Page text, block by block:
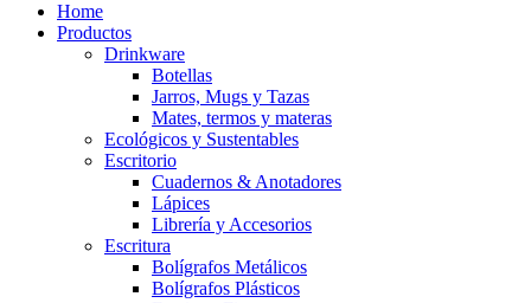
Home
Productos
Drinkware
Botellas
Jarros, Mugs y Tazas
Mates, termos y materas
Ecológicos y Sustentables
Escritorio
Cuadernos & Anotadores
Lápices
Librería y Accesorios
Escritura
Bolígrafos Metálicos
Bolígrafos Plásticos